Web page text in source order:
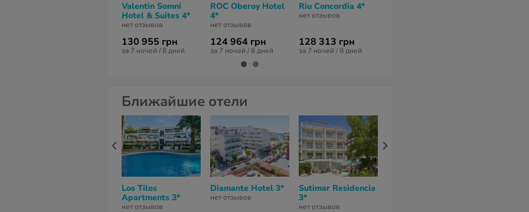
Valentin Somni
Hotel & Suites 4*
нет отзывов
130 955 грн
за 7 ночей / 8 дней
ROC Oberoy Hotel
4*
нет отзывов
124 964 грн
за 7 ночей / 8 дней
Riu Concordia 4*
нет отзывов
128 313 грн
за 7 ночей / 8 дней
Ближайшие отели
Los Tilos
Apartments 3*
нет отзывов
Diamante Hotel 3*
нет отзывов
Sutimar Residencia
3*
нет отзывов